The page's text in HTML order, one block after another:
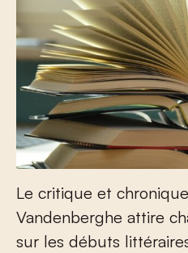
Le critique et
Vandenberghe attire
sur les débuts